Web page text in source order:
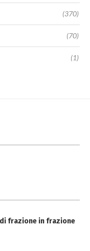
(370)
(70)
(1)
di frazione in frazione